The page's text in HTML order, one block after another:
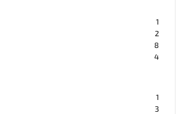
1
2
8
4
1
3